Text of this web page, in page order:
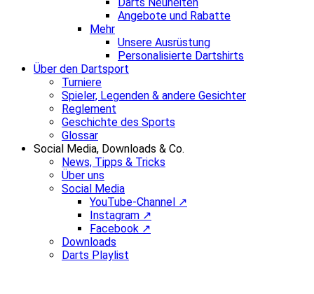
Angebote und Rabatte
Mehr
Unsere Ausrüstung
Personalisierte Dartshirts
Über den Dartsport
Turniere
Spieler, Legenden & andere Gesichter
Reglement
Geschichte des Sports
Glossar
Social Media, Downloads & Co.
News, Tipps & Tricks
Über uns
Social Media
YouTube-Channel ↗
Instagram ↗
Facebook ↗
Downloads
Darts Playlist